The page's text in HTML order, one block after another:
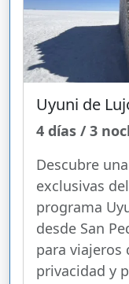
Uyuni de
4 días / 3
Descubre
exclusivas
programa
desde San
para viajeros
privacidad y